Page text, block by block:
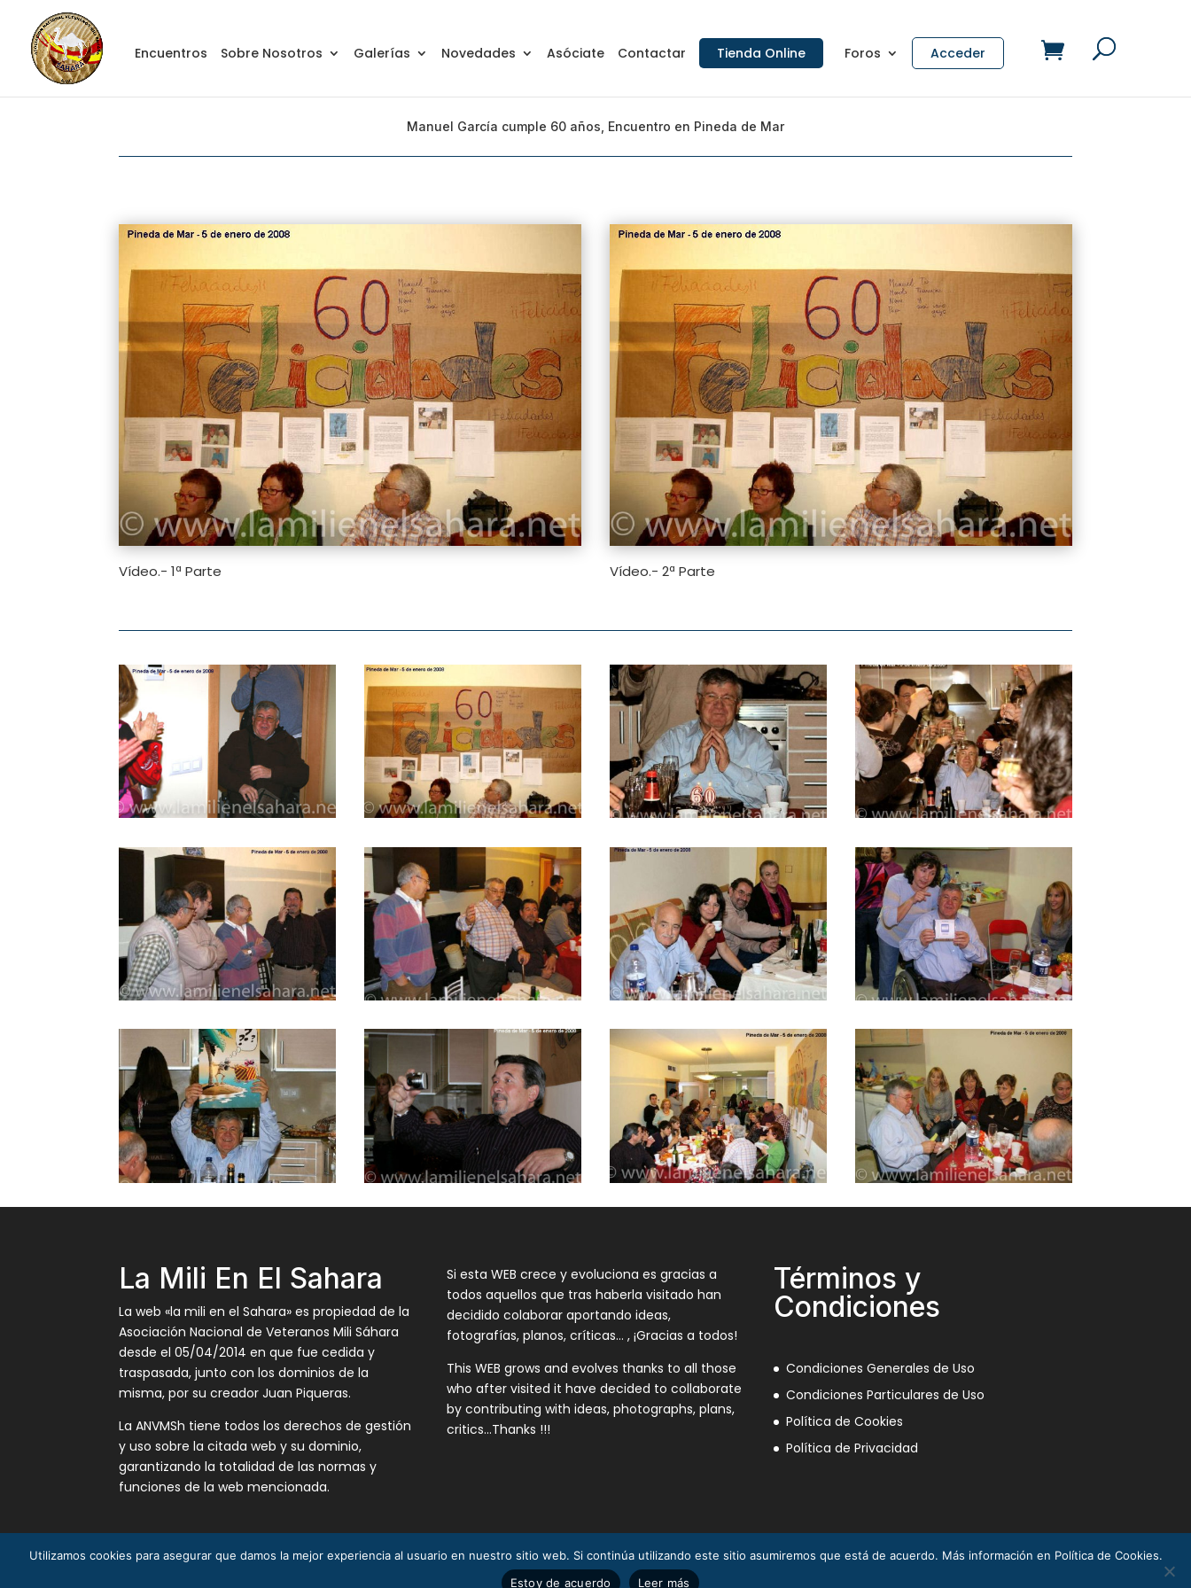
Encuentros Sobre Nosotros Galerías Novedades Asóciate Contactar Tienda Online Foros Acceder
Manuel García cumple 60 años, Encuentro en Pineda de Mar
Vídeo.- 1ª Parte Vídeo.- 2ª Parte
La Mili En El Sahara
La web «la mili en el Sahara» es propiedad de la
Asociación Nacional de Veteranos Mili Sáhara
desde el 05/04/2014 en que fue cedida y
traspasada, junto con los dominios de la
misma, por su creador Juan Piqueras.
La ANVMSh tiene todos los derechos de gestión
y uso sobre la citada web y su dominio,
garantizando la totalidad de las normas y
funciones de la web mencionada.
Si esta WEB crece y evoluciona es gracias a
todos aquellos que tras haberla visitado han
decidido colaborar aportando ideas,
fotografías, planos, críticas… , ¡Gracias a todos!
This WEB grows and evolves thanks to all those
who after visited it have decided to collaborate
by contributing with ideas, photographs, plans,
critics…Thanks !!!
Términos y
Condiciones
Condiciones Generales de Uso
Condiciones Particulares de Uso
Política de Cookies
Política de Privacidad
La Mili en el Sáhara ® Juan Piqueras 2003-2013
Utilizamos cookies para asegurar que damos la mejor experiencia al usuario en nuestro sitio web. Si continúa utilizando este sitio asumiremos que está de acuerdo. Más información en Política de Cookies.
Estoy de acuerdo
Leer más